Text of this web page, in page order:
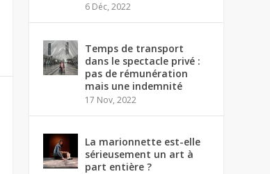
6 Déc, 2022
Temps de transport
dans le spectacle privé :
pas de rémunération
mais une indemnité
17 Nov, 2022
La marionnette est-elle
sérieusement un art à
part entière ?